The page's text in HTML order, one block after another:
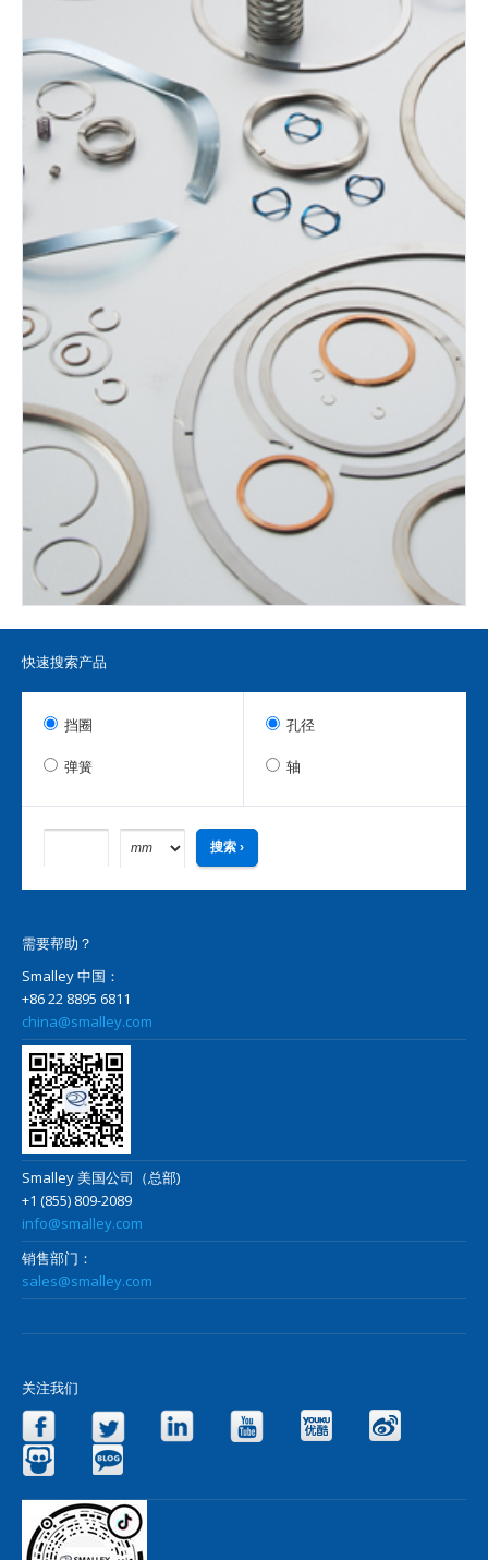
快速搜索产品
挡圈
弹簧
孔径
轴
需要帮助？
Smalley 中国：
+86 22 8895 6811
china@smalley.com
Smalley 美国公司（总部)
+1 (855) 809-2089
info@smalley.com
销售部门：
sales@smalley.com
关注我们
Facebook Twitter LinkedIn YouTube